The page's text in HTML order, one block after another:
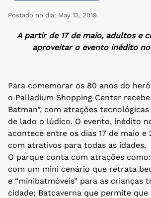
Postado no dia: May 13, 2019
A partir de 17 de maio, adultos e
aproveitar o evento inédito
Para comemorar os 80 anos do
o Palladium Shopping Center
Batman”, com atrações
de lado o lúdico. O evento, inédito
acontece entre os dias 17 de maio e
com atrativos para todas as idades.
O parque conta com atrações
com um mini cenário que retrata
e “minibatmóveis” para as crianças
cidade; Batcaverna que permite